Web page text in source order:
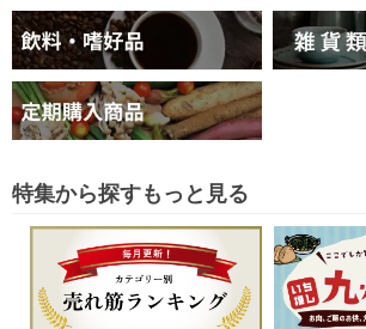
特集から探すもっと見る